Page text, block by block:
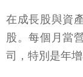
在成長股與資
股。每個月當
司，特別是年